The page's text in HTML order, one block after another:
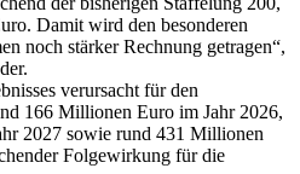
Damit wird den besonderen
noch stärker Rechnung getragen“,
verursacht für den
166 Millionen Euro im Jahr 2026,
2027 sowie rund 431 Millionen
Folgewirkung für die